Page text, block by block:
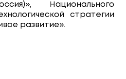
Национального
стратегии
развитие».